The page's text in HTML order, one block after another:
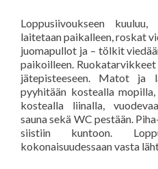
Loppusiivoukseen
laitetaan paikalleen, roskat
juomapullot ja – tölkit
paikoilleen.
jätepisteeseen. Matot ja
pyyhitään kostealla
kostealla liinalla,
sauna sekä WC pestään.
siistiin kuntoon.
kokonaisuudessaan vasta